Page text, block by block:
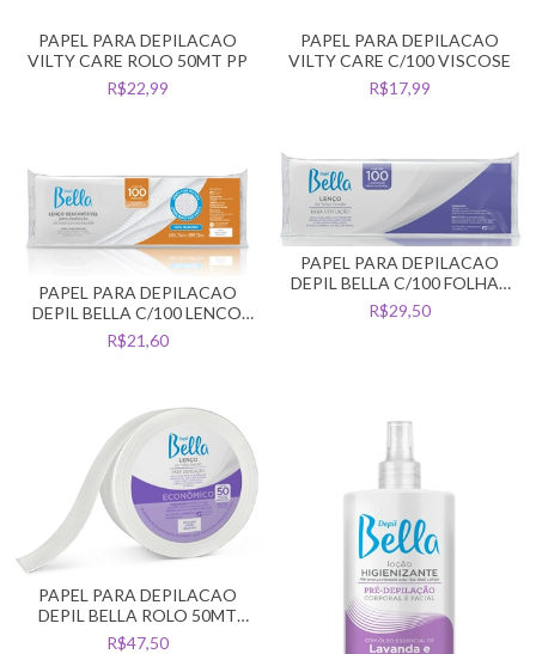
PAPEL PARA DEPILACAO
VILTY CARE ROLO 50MT PP
R$22,99
PAPEL PARA DEPILACAO
VILTY CARE C/100 VISCOSE
R$17,99
PAPEL PARA DEPILACAO
DEPIL BELLA C/100 LENCO
FURADINHO
R$21,60
PAPEL PARA DEPILACAO
DEPIL BELLA C/100 FOLHAS
FIBRA NATURAL
R$29,50
PAPEL PARA DEPILACAO
DEPIL BELLA ROLO 50MT
FIBRA NATURAL
R$47,50